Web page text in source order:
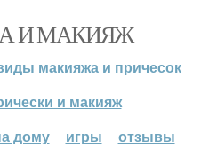
И МАКИЯЖ
макияжа и причесок
и макияж
дому
игры отзывы